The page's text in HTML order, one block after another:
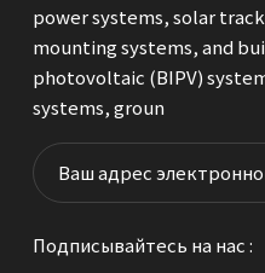
power systems, solar
mounting systems, and
photovoltaic (BIPV)
systems, groun
Подписывайтесь на нас :